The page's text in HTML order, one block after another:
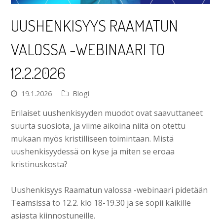
UUSHENKISYYS RAAMATUN
VALOSSA -WEBINAARI TO
12.2.2026
19.1.2026 Blogi
Erilaiset uushenkisyyden muodot ovat saavuttaneet
suurta suosiota, ja viime aikoina niitä on otettu
mukaan myös kristilliseen toimintaan. Mistä
uushenkisyydessä on kyse ja miten se eroaa
kristinuskosta?
Uushenkisyys Raamatun valossa -webinaari pidetään
Teamsissä to 12.2. klo 18-19.30 ja se sopii kaikille
asiasta kiinnostuneille.